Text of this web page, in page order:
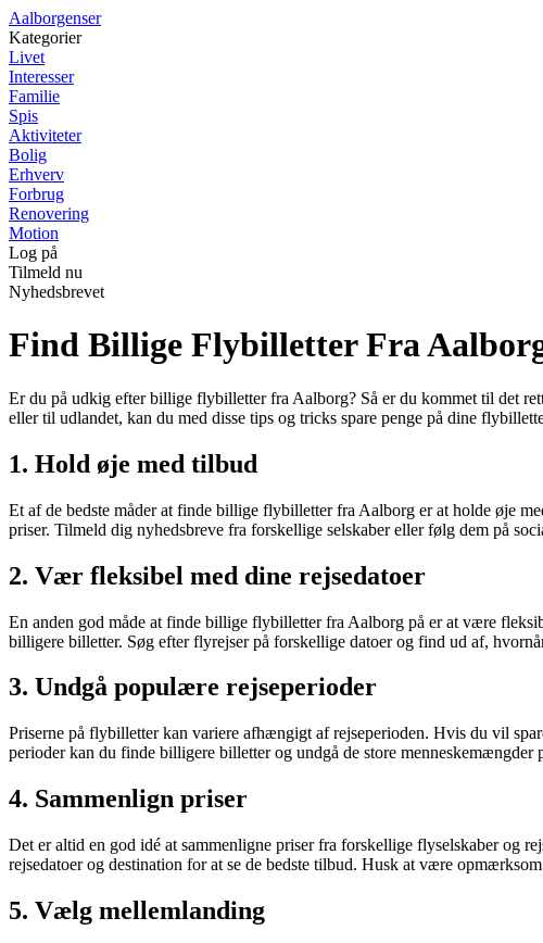
Aalborgenser
Kategorier
Livet
Interesser
Familie
Spis
Aktiviteter
Bolig
Erhverv
Forbrug
Renovering
Motion
Log på
Tilmeld nu
Nyhedsbrevet
Find Billige Flybilletter Fra
Er du på udkig efter billige flybilletter fra Aalborg? Så er du kommet til det
eller til udlandet, kan du med disse tips og tricks spare penge på dine
1. Hold øje med tilbud
Et af de bedste måder at finde billige flybilletter fra Aalborg er at holde øje
priser. Tilmeld dig nyhedsbreve fra forskellige selskaber eller følg dem på
2. Vær fleksibel med dine rejsedatoer
En anden god måde at finde billige flybilletter fra Aalborg på er at være
billigere billetter. Søg efter flyrejser på forskellige datoer og find ud af,
3. Undgå populære rejseperioder
Priserne på flybilletter kan variere afhængigt af rejseperioden. Hvis du vil
perioder kan du finde billigere billetter og undgå de store menneskemængder
4. Sammenlign priser
Det er altid en god idé at sammenligne priser fra forskellige flyselskaber og
rejsedatoer og destination for at se de bedste tilbud. Husk at være
5. Vælg mellemlanding